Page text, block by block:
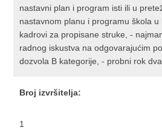
nastavni plan i program isti ili u
nastavnom planu i programu škola u
kadrovi za propisane struke, -
radnog iskustva na odgovarajućim
dozvola B kategorije, - probni rok dva
Broj izvršitelja:
1